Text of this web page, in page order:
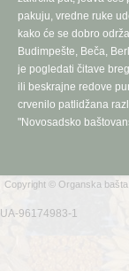
pakuju, vredne ruke
kako će se dobro
Budimpešte, Beča,
je pogledati čitave
ili beskrajne redove
crvenilo patlidžana
"Novosadsko
Copyright © Organska
UA-96174983-1